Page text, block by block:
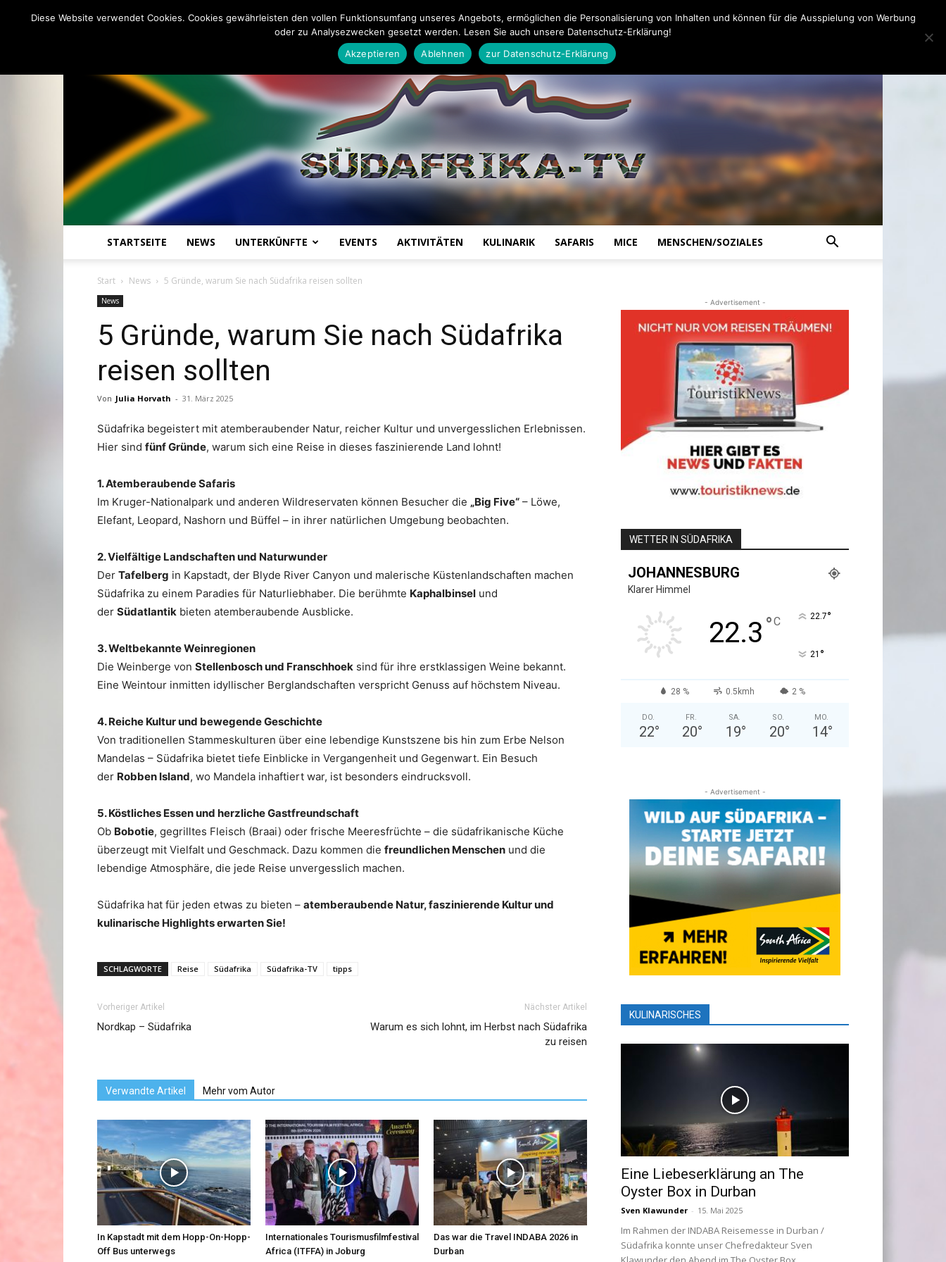
STARTSEITE NEWS UNTERKÜNFTE EVENTS AKTIVITÄTEN KULINARIK SAFARIS MICE MENSCHEN/SOZIALES
Start News 5 Gründe, warum Sie nach Südafrika reisen sollten
News
5 Gründe, warum Sie nach Südafrika
reisen sollten
Von Julia Horvath - 31. März 2025
Südafrika begeistert mit atemberaubender Natur, reicher Kultur und unvergesslichen Erlebnissen.
Hier sind fünf Gründe, warum sich eine Reise in dieses faszinierende Land lohnt!
1. Atemberaubende Safaris
Im Kruger-Nationalpark und anderen Wildreservaten können Besucher die „Big Five“ – Löwe,
Elefant, Leopard, Nashorn und Büffel – in ihrer natürlichen Umgebung beobachten.
2. Vielfältige Landschaften und Naturwunder
Der Tafelberg in Kapstadt, der Blyde River Canyon und malerische Küstenlandschaften machen
Südafrika zu einem Paradies für Naturliebhaber. Die berühmte Kaphalbinsel und
der Südatlantik bieten atemberaubende Ausblicke.
3. Weltbekannte Weinregionen
Die Weinberge von Stellenbosch und Franschhoek sind für ihre erstklassigen Weine bekannt.
Eine Weintour inmitten idyllischer Berglandschaften verspricht Genuss auf höchstem Niveau.
4. Reiche Kultur und bewegende Geschichte
Von traditionellen Stammeskulturen über eine lebendige Kunstszene bis hin zum Erbe Nelson
Mandelas – Südafrika bietet tiefe Einblicke in Vergangenheit und Gegenwart. Ein Besuch
der Robben Island, wo Mandela inhaftiert war, ist besonders eindrucksvoll.
5. Köstliches Essen und herzliche Gastfreundschaft
Ob Bobotie, gegrilltes Fleisch (Braai) oder frische Meeresfrüchte – die südafrikanische Küche
überzeugt mit Vielfalt und Geschmack. Dazu kommen die freundlichen Menschen und die
lebendige Atmosphäre, die jede Reise unvergesslich machen.
Südafrika hat für jeden etwas zu bieten – atemberaubende Natur, faszinierende Kultur und
kulinarische Highlights erwarten Sie!
SCHLAGWORTE Reise Südafrika Südafrika-TV tipps
Vorheriger Artikel
Nordkap – Südafrika
Nächster Artikel
Warum es sich lohnt, im Herbst nach Südafrika
zu reisen
Verwandte Artikel Mehr vom Autor
In Kapstadt mit dem Hopp-On-Hopp-
Off Bus unterwegs
Internationales Tourismusfilmfestival
Africa (ITFFA) in Joburg
Das war die Travel INDABA 2026 in
Durban
- Advertisement -
WETTER IN SÜDAFRIKA
JOHANNESBURG
Klarer Himmel
22.3 °C 22.7°
21 °
28 % 0.5kmh 2 %
DO.
22°
FR.
20°
SA.
19°
SO.
20°
MO.
14°
- Advertisement -
KULINARISCHES
Eine Liebeserklärung an The
Oyster Box in Durban
Sven Klawunder - 15. Mai 2025
Im Rahmen der INDABA Reisemesse in Durban /
Südafrika konnte unser Chefredakteur Sven
Diese Website verwendet Cookies. Cookies gewährleisten den vollen Funktionsumfang unseres Angebots, ermöglichen die Personalisierung von Inhalten und können für die Ausspielung von Werbung
oder zu Analysezwecken gesetzt werden. Lesen Sie auch unsere Datenschutz-Erklärung!
Akzeptieren
Ablehnen zur Datenschutz-Erklärung